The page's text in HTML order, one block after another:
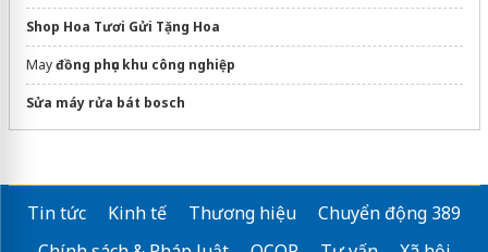
Shop Hoa Tươi Gửi Tặng Hoa
Mayđồng phục khu công nghiệp
Sửa máy rửa bát bosch
Tin tức Kinh tế Thương hiệu
Chuyển động 389